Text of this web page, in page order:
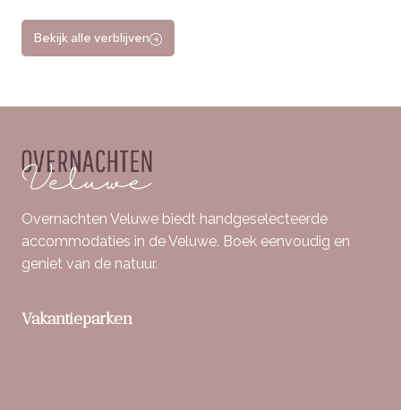
Bekijk alle verblijven
Overnachten Veluwe biedt handgeselecteerde
accommodaties in de Veluwe. Boek eenvoudig en
geniet van de natuur.
Vakantieparken